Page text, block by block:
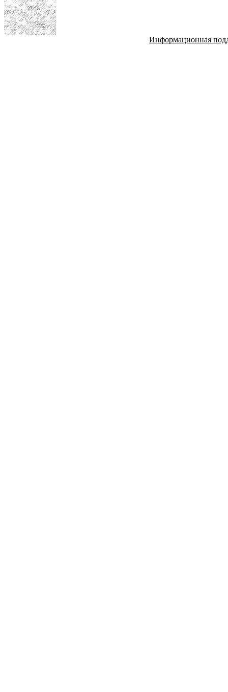
Информационная